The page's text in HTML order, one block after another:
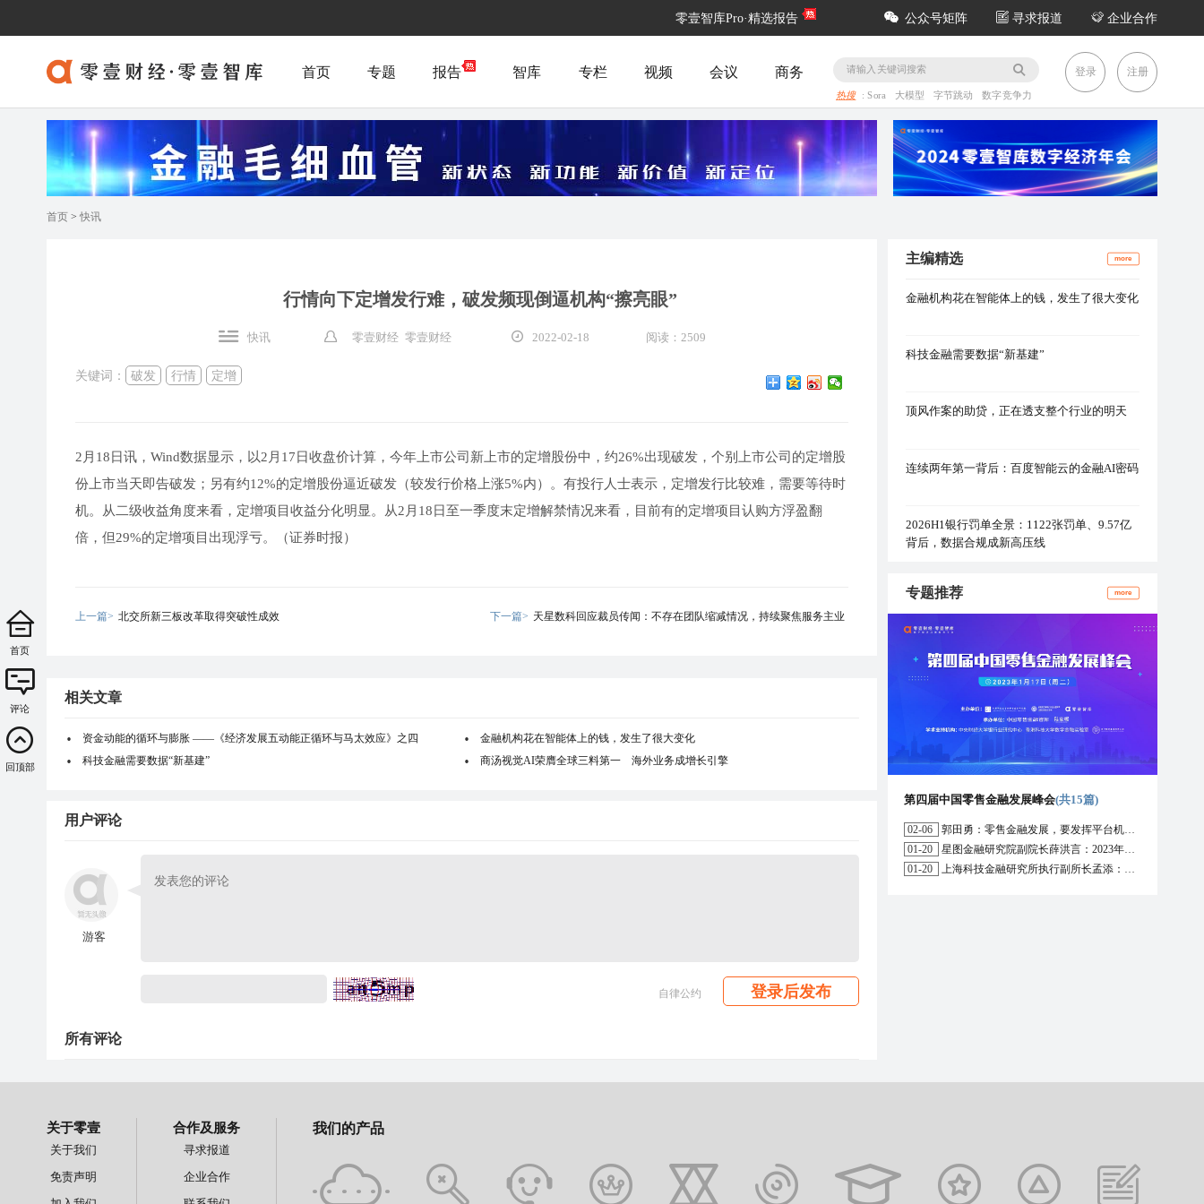
零壹智库Pro·精选报告 公众号矩阵 寻求报道 企业合作
首页 专题 报告 智库 专栏 视频 会议 商务
热搜 :Sora 大模型 字节跳动 数字竞争力
登录 注册
首页 > 快讯
行情向下定增发行难，破发频现倒逼机构“擦亮眼”
快讯 零壹财经 零壹财经 2022-02-18 阅读：2509
关键词： 破发 行情 定增
2月18日讯，Wind数据显示，以2月17日收盘价计算，今年上市公司新上市的定增股份中，约26%出现破发，个别上市公司的定增股
份上市当天即告破发；另有约12%的定增股份逼近破发（较发行价格上涨5%内）。有投行人士表示，定增发行比较难，需要等待时
机。从二级收益角度来看，定增项目收益分化明显。从2月18日至一季度末定增解禁情况来看，目前有的定增项目认购方浮盈翻
倍，但29%的定增项目出现浮亏。（证券时报）
上一篇> 北交所新三板改革取得突破性成效 下一篇> 天星数科回应裁员传闻：不存在团队缩减情况，持续聚焦服务主业
相关文章
资金动能的循环与膨胀 ——《经济发展五动能正循环与马太效应》之四
金融机构花在智能体上的钱，发生了很大变化
科技金融需要数据“新基建”
商汤视觉AI荣膺全球三料第一 海外业务成增长引擎
用户评论
游客
自律公约 登录后发布
所有评论
主编精选 more
金融机构花在智能体上的钱，发生了很大变化
科技金融需要数据“新基建”
顶风作案的助贷，正在透支整个行业的明天
连续两年第一背后：百度智能云的金融AI密码
2026H1银行罚单全景：1122张罚单、9.57亿
背后，数据合规成新高压线
专题推荐 more
第四届中国零售金融发展峰会(共15篇)
02-06
郭田勇：零售金融发展，要发挥平台机构的作用
01-20
星图金融研究院副院长薛洪言：2023年消费信贷或迎来新起点
01-20
上海科技金融研究所执行副所长孟添：开放银行与嵌入式金融为数字普惠金融带来更大发展空间
首页
评论
回顶部
关于零壹
关于我们
免责声明
合作及服务
寻求报道
企业合作
我们的产品